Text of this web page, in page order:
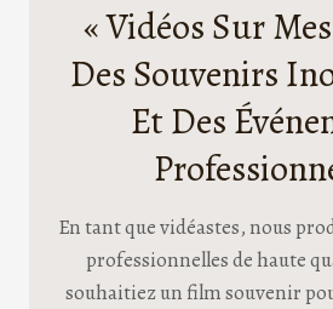
« Vidéos Sur
Des Souvenirs
Et Des
En tant que vidéastes, nous
professionnelles de haute
souhaitiez un film souvenir